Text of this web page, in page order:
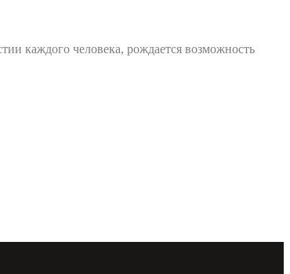
каждого человека, рождается возможность